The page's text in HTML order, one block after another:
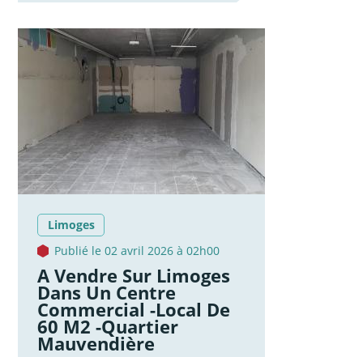
Limoges
Publié le 02 avril 2026 à 02h00
A Vendre Sur Limoges
Dans Un Centre
Commercial -local De
60 M2 -quartier
Mauvendière